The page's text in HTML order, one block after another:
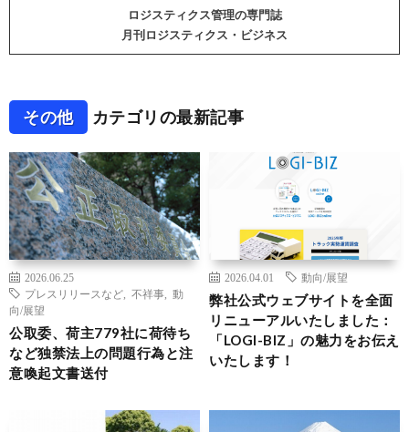
ロジスティクス管理の専門誌
月刊ロジスティクス・ビジネス
その他 カテゴリの最新記事
2026.06.25
プレスリリースなど
不祥事
動
向/展望
公取委、荷主779社に荷待ち
など独禁法上の問題行為と注
意喚起文書送付
2026.04.01 動向/展望
弊社公式ウェブサイトを全面
リニューアルいたしました：
「LOGI-BIZ」の魅力をお伝え
いたします！